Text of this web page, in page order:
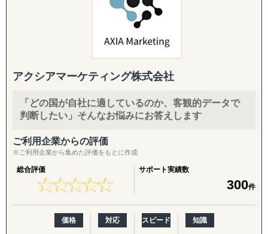
◆以下はこれまで当社で実績が多く、特にニーズの高い支
『LocaBrain（ロカブレイン）｜海外進出 現地顧問サービ
↳ AIが出した"答えっぽいもの"を、現地のリアルで答え合
『INTERForce｜海外進出伴走サポート』
『LocaForce（ロカフォース）海外販路開拓 現地支援サー
ビス』
↳ 海外営業支援TEAMによる現地営業の即戦力化
『LocaResearch（ロカリサーチ）海外進出 市場調査サー
レーシア・シンガポール・インドネシア・オーストラリ
ア・ニュージーランド・イギリス・ドイツ・ブラジル各国
ンドは提携先を設けていますので、現地でも情報収集、視
察等も直接支援可能、幅広く皆様の海外展開とインバウン
ド事業をサポートしております。
アクシアマーケティング株式会社
「どの国が自社に適しているのか、客観的データで
判断したい」そんなお悩みにお答えします
ご利用企業からの評価
※ご利用企業から集めた評価をもとに作成
総合評価
★★★★★
★★★★★
サポート実績数
300件
価格 対応 スピード 知識